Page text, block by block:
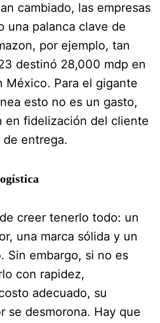
cambiado, las empresas
una palanca clave de
por ejemplo, tan
destinó 28,000 mdp en
México. Para el gigante
esto no es un gasto,
en fidelización del cliente
entrega.
creer tenerlo todo: un
una marca sólida y un
Sin embargo, si no es
con rapidez,
adecuado, su
se desmorona. Hay que